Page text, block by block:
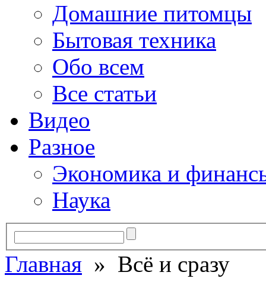
Домашние питомцы
Бытовая техника
Обо всем
Все статьи
Видео
Разное
Экономика и
Наука
Главная » Всё и сразу